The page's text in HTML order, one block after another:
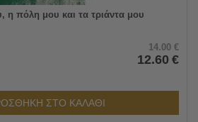
η πόλη μου και τα τριάντα μου
14.00 €
12.60 €
ΣΤΟ ΚΑΛΑΘΙ